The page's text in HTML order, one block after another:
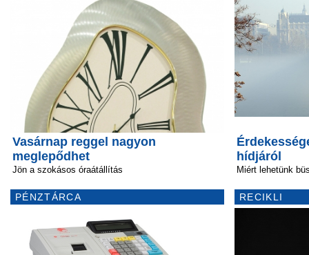
Vasárnap reggel nagyon
meglepődhet
Jön a szokásos óraátállítás
PÉNZTÁRCA
hídjáról
Miért lehetünk
RECIKLI